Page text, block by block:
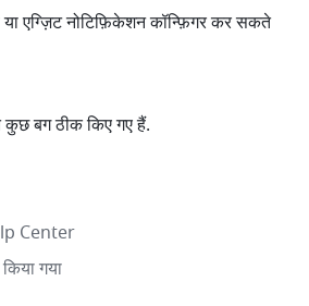
एग्ज़िट नोटिफ़िकेशन कॉन्फ़िगर कर सकते
कुछ बग ठीक किए गए हैं.
Center
गया